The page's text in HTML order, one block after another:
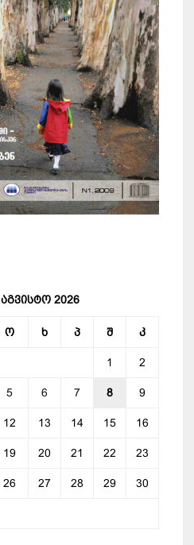
აგვისტო 2026
ო ხ პ შ კ
1 2
5 6 7 8 9
12 13 14 15 16
19 20 21 22 23
26 27 28 29 30